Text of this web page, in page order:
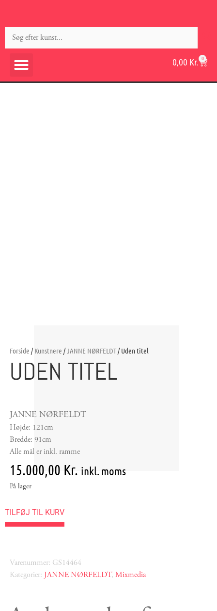
0,00 Kr. 0
Forside /Kunstnere /JANNE NØRFELDT/ Uden titel
UDEN TITEL
JANNE NØRFELDT
Højde: 121cm
Bredde: 91cm
Alle mål er inkl. ramme
15.000,00 Kr. inkl. moms
På lager
TILFØJ TIL KURV
Varenummer: GS14464
Kategorier: JANNE NØRFELDT, Mixmedia